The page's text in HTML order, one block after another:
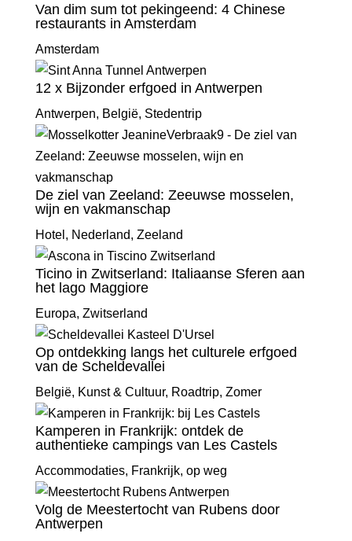
Van dim sum tot pekingeend: 4 Chinese
restaurants in Amsterdam
Amsterdam
12 x Bijzonder erfgoed in Antwerpen
Antwerpen, België, Stedentrip
De ziel van Zeeland: Zeeuwse mosselen,
wijn en vakmanschap
Hotel , Nederland, Zeeland
Ticino in Zwitserland: Italiaanse Sferen aan
het lago Maggiore
Europa, Zwitserland
Op ontdekking langs het culturele erfgoed
van de Scheldevallei
België, Kunst & Cultuur, Roadtrip, Zomer
Kamperen in Frankrijk: ontdek de
authentieke campings van Les Castels
Accommodaties, Frankrijk, op weg
Volg de Meestertocht van Rubens door
Antwerpen